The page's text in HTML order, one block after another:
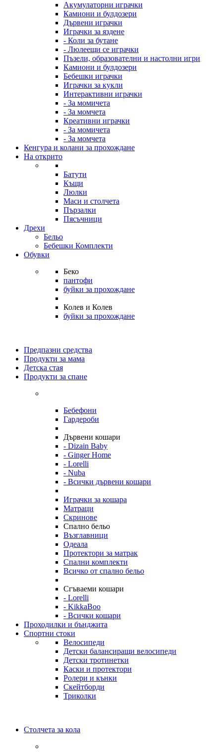
Акумулаторни играчки
Камиони и булдозери
Дървени играчки
Играчки за яздене
- Коли за бутане
- Люлеещи се играчки
Пъзели, образователни и настолни игри
Камиони и булдозери
Бебешки играчки
Играчки за кукли
Интерактивни играчки
- За момичета
- За момчета
Креативни играчки
- За момичета
- За момчета
Кенгура и колани за прохождане
На открито
Батути
Къщи
Люлки
Маси и столчета
Пързалки
Пясъчници
Дрехи
Бельо
Бебешки Комплекти
Обувки
Беко
пантофи
буйки за прохождане
Колев и Колев
буйки за прохождане
Предпазни средства
Продукти за мама
Детска стая
Продукти за спане
Бебефони
Гардероби
Дървени кошари
- Dizain Baby
- Ginger Home
- Lorelli
- Nuba
- Всички дървени кошари
Играчки за кошара
Матраци
Скринове
Спално бельо
Възглавници
Одеала
Протектори за матрак
Спални комплекти
Всичко от спално бельо
Сгъваеми кошари
- Lorelli
- KikkaBoo
- Всички кошари
Проходилки и бънджита
Спортни стоки
Велосипеди
Детски балансиращи велосипеди
Детски тротинетки
Каски и протектори
Ролери и кънки
Скейтборди
Триколки
Столчета за кола